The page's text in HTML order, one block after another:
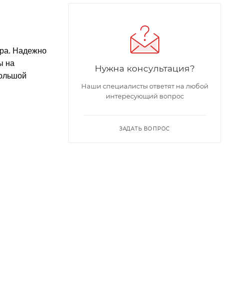
Надежно
на
Нужна консультация?
Наши специалисты ответят на любой
интересующий вопрос
ЗАДАТЬ ВОПРОС